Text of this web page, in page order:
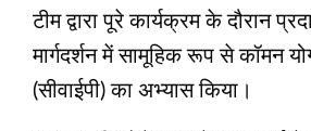
टीम द्वारा पूरे कार्यक्रम के दौरान
मार्गदर्शन में सामूहिक रूप से कॉमन
(सीवाईपी) का अभ्यास किया।